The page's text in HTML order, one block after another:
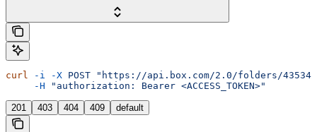
curl -i -X POST "https://api.box.com/2.0/folders/
     -H
"authorization: Bearer <ACCESS_TOKEN>"
201 403 404 409 default